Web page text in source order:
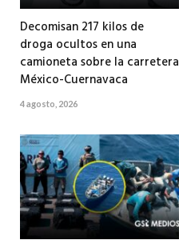
Decomisan 217 kilos de
droga ocultos en una
camioneta sobre la carretera
México-Cuernavaca
4 agosto, 2026